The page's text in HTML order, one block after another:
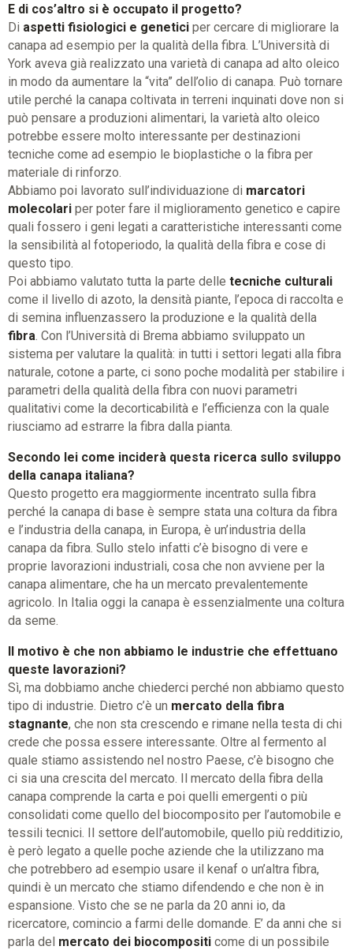
E di cos’altro si è occupato il progetto?
Di aspetti fisiologici e genetici per cercare di migliorare la
canapa ad esempio per la qualità della fibra. L’Università di
York aveva già realizzato una varietà di canapa ad alto oleico
in modo da aumentare la “vita” dell’olio di canapa. Può tornare
utile perché la canapa coltivata in terreni inquinati dove non si
può pensare a produzioni alimentari, la varietà alto oleico
potrebbe essere molto interessante per destinazioni
tecniche come ad esempio le bioplastiche o la fibra per
materiale di rinforzo.
Abbiamo poi lavorato sull’individuazione di marcatori
molecolari per poter fare il miglioramento genetico e capire
quali fossero i geni legati a caratteristiche interessanti come
la sensibilità al fotoperiodo, la qualità della fibra e cose di
questo tipo.
Poi abbiamo valutato tutta la parte delle tecniche culturali
come il livello di azoto, la densità piante, l’epoca di raccolta e
di semina influenzassero la produzione e la qualità della
fibra. Con l’Università di Brema abbiamo sviluppato un
sistema per valutare la qualità: in tutti i settori legati alla fibra
naturale, cotone a parte, ci sono poche modalità per stabilire i
parametri della qualità della fibra con nuovi parametri
qualitativi come la decorticabilità e l’efficienza con la quale
riusciamo ad estrarre la fibra dalla pianta.
Secondo lei come inciderà questa ricerca sullo sviluppo
della canapa italiana?
Questo progetto era maggiormente incentrato sulla fibra
perché la canapa di base è sempre stata una coltura da fibra
e l’industria della canapa, in Europa, è un’industria della
canapa da fibra. Sullo stelo infatti c’è bisogno di vere e
proprie lavorazioni industriali, cosa che non avviene per la
canapa alimentare, che ha un mercato prevalentemente
agricolo. In Italia oggi la canapa è essenzialmente una coltura
da seme.
Il motivo è che non abbiamo le industrie che effettuano
queste lavorazioni?
Sì, ma dobbiamo anche chiederci perché non abbiamo questo
tipo di industrie. Dietro c’è un mercato della fibra
stagnante, che non sta crescendo e rimane nella testa di chi
crede che possa essere interessante. Oltre al fermento al
quale stiamo assistendo nel nostro Paese, c’è bisogno che
ci sia una crescita del mercato. Il mercato della fibra della
canapa comprende la carta e poi quelli emergenti o più
consolidati come quello del biocomposito per l’automobile e
tessili tecnici. Il settore dell’automobile, quello più redditizio,
è però legato a quelle poche aziende che la utilizzano ma
che potrebbero ad esempio usare il kenaf o un’altra fibra,
quindi è un mercato che stiamo difendendo e che non è in
espansione. Visto che se ne parla da 20 anni io, da
ricercatore, comincio a farmi delle domande. E’ da anni che si
parla del mercato dei biocompositi come di un possibile